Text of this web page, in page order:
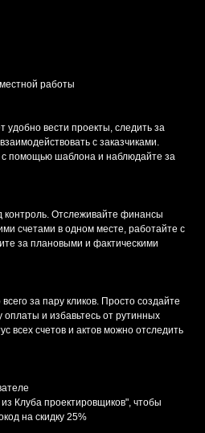
работы
удобно вести проекты, следить за
с заказчиками.
с помощью шаблона и наблюдайте за
контроль. Отслеживайте финансы
счетами в одном месте, работайте с
за плановыми и фактическими
за пару кликов. Просто создайте
и избавьтесь от рутинных
всех счетов и актов можно отследить
Клуба проектировщиков", чтобы
на скидку 25%